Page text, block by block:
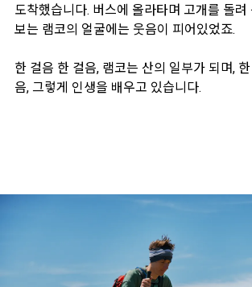
도착했습니다. 버스에 올라타며 고개를 돌려
보는 램코의 얼굴에는 웃음이 피어있었죠.
한 걸음 한 걸음, 램코는 산의 일부가 되며,
음, 그렇게 인생을 배우고 있습니다.